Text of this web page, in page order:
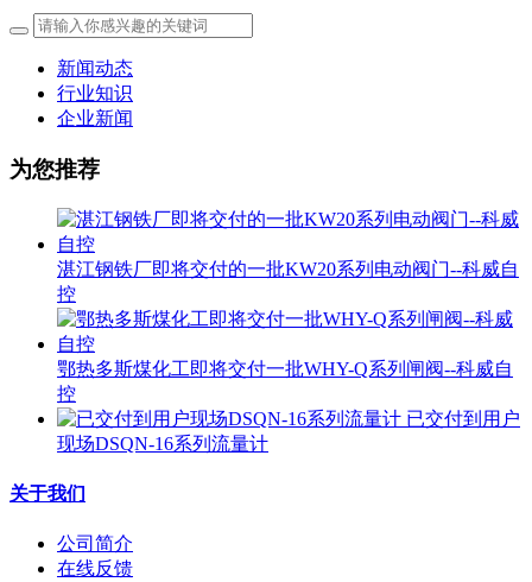
新闻动态
行业知识
企业新闻
为您推荐
湛江钢铁厂即将交付的一批KW20系列电动阀门--科威自
控
鄂热多斯煤化工即将交付一批WHY-Q系列闸阀--科威自
控
已交付到用户
现场DSQN-16系列流量计
关于我们
公司简介
在线反馈